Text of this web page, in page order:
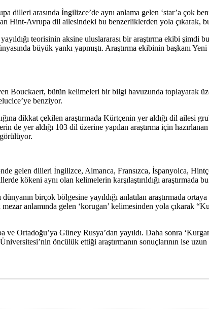
dilleri arasında İngilizce’de aynı anlama gelen ‘star’a çok
Hint-Avrupa dil ailesindeki bu benzerliklerden yola
teorisinin aksine uluslararası bir araştırma ekibi şimdi
büyük yankı yapmıştı. Araştırma ekibinin başkanı
Bouckaert, bütün kelimeleri bir bilgi havuzunda toplayarak
benziyor.
dikkat çekilen araştırmada Kürtçenin yer aldığı dil ailesi
yer aldığı 103 dil üzerine yapılan araştırma için
gelen dilleri İngilizce, Almanca, Fransızca, İspanyolca,
kökeni aynı olan kelimelerin karşılaştırıldığı
birçok bölgesine yayıldığı anlatılan araştırmada
anlamında gelen ‘korugan’ kelimesinden yola çıkarak
Ortadoğu’ya Güney Rusya’dan yayıldı. Daha sonra
öncülük ettiği araştırmanın sonuçlarının ise uzun